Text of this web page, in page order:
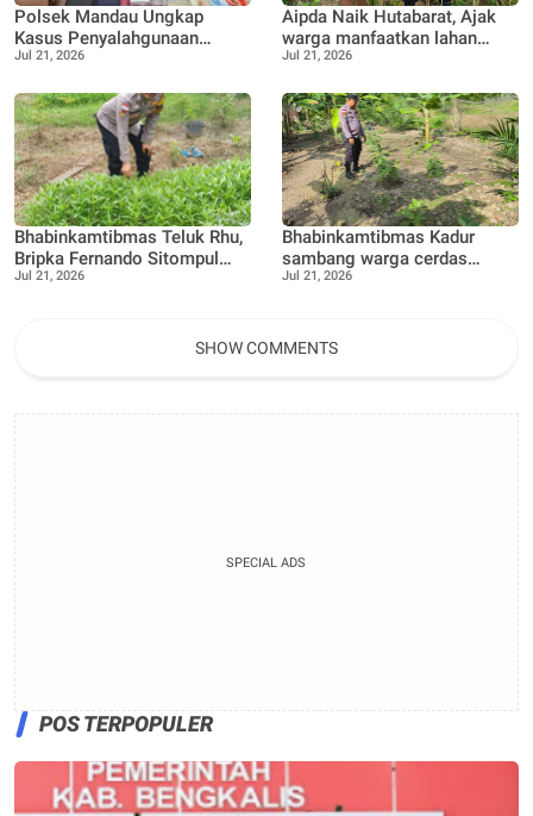
Polsek Mandau Ungkap
Kasus Penyalahgunaan
Ekstasi, Dua Terduga
P4GN
Jul 21, 2026
Aipda Naik Hutabarat, Ajak
warga manfaatkan lahan
kosong menjadi lahan
Jul 21, 2026
Bhabinkamtibmas Teluk Rhu,
Bripka Fernando Sitompul
terus dukung Warga dalam
Jul 21, 2026
Bhabinkamtibmas Kadur
sambang warga cerdas
manfaatkan pekarangan
Jul 21, 2026
SHOW COMMENTS
SPECIAL ADS
POS TERPOPULER